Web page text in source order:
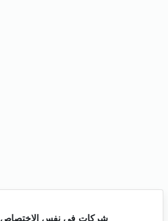
شركات في نفس الإختصاص